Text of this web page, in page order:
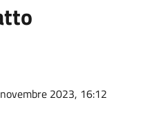
2023, 16:12